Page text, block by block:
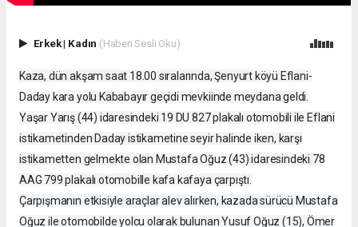
Erkek| Kadın (Haberi Sesli Oku)
Kaza, dün akşam saat 18.00 sıralarında, Şenyurt köyü Eflani-
Daday kara yolu Kababayır geçidi mevkiinde meydana geldi.
Yaşar Yarış (44) idaresindeki 19 DU 827 plakalı otomobili ile Eflani
istikametinden Daday istikametine seyir halinde iken, karşı
istikametten gelmekte olan Mustafa Oğuz (43) idaresindeki 78
AAG 799 plakalı otomobille kafa kafaya çarpıştı.
Çarpışmanın etkisiyle araçlar alev alırken, kazada sürücü Mustafa
Oğuz ile otomobilde yolcu olarak bulunan Yusuf Oğuz (15), Ömer